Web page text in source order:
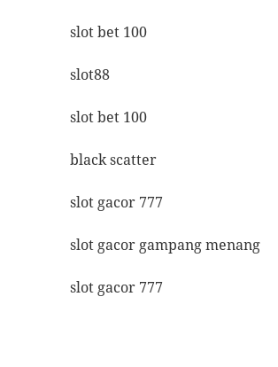
slot bet 100
slot88
slot bet 100
black scatter
slot gacor 777
slot gacor gampang menang
slot gacor 777